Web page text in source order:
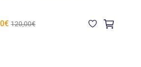
120,00€